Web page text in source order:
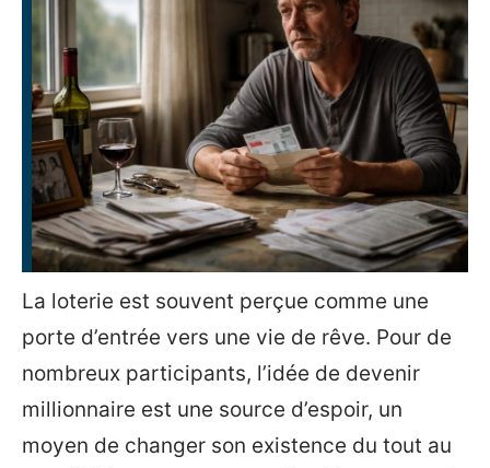
La loterie est souvent perçue comme une
porte d’entrée vers une vie de rêve. Pour de
nombreux participants, l’idée de devenir
millionnaire est une source d’espoir, un
moyen de changer son existence du tout au